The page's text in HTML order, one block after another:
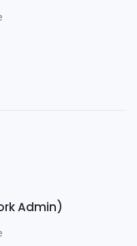
Admin)